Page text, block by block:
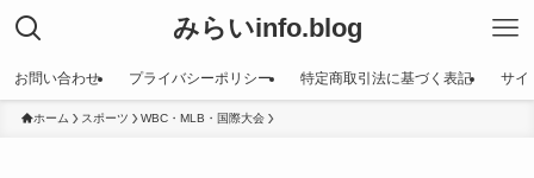
みらいinfo.blog
お問い合わせ プライバシーポリシー 特定商取引法に基づく表記 サイ
ホーム スポーツ WBC・MLB・国際大会